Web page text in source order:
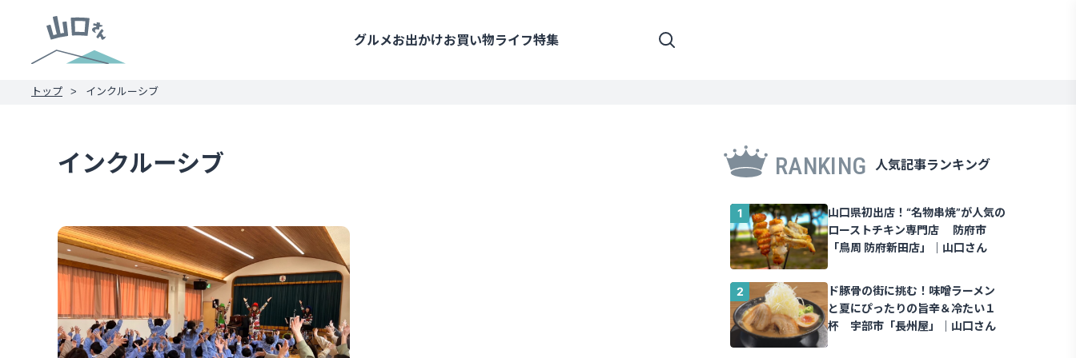
グルメお出かけお買い物ライフ特集
トップ インクルーシブ
インクルーシブ RANKING 人気記事ランキング
山口県初出店！“名物串焼”が人気の
ローストチキン専門店 防府市
「鳥周 防府新田店」｜山口さん
ド豚骨の街に挑む！味噌ラーメン
と夏にぴったりの旨辛＆冷たい１
杯 宇部市「長州屋」｜山口さん